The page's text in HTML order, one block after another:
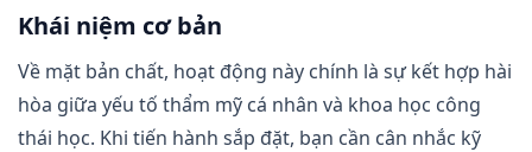
Khái niệm cơ bản
Về mặt bản chất, hoạt động này chính là sự kết hợp hài
hòa giữa yếu tố thẩm mỹ cá nhân và khoa học công
thái học. Khi tiến hành sắp đặt, bạn cần cân nhắc kỹ